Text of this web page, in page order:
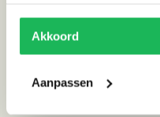
Akkoord
Aanpassen